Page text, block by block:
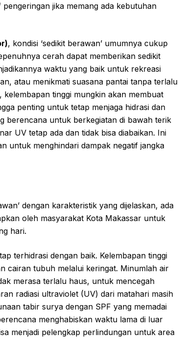
jika memang ada kebutuhan
, kondisi ‘sedikit berawan’ umumnya cukup
cerah dapat memberikan sedikit
waktu yang baik untuk rekreasi
atau menikmati suasana pantai tanpa terlalu
tinggi mungkin akan membuat
penting untuk tetap menjaga hidrasi dan
berencana untuk berkegiatan di bawah terik
UV tetap ada dan tidak bisa diabaikan. Ini
untuk menghindari dampak negatif jangka
dengan karakteristik yang dijelaskan, ada
oleh masyarakat Kota Makassar untuk
hari.
terhidrasi dengan baik. Kelembapan tinggi
cairan tubuh melalui keringat. Minumlah air
merasa terlalu haus, untuk mencegah
radiasi ultraviolet (UV) dari matahari masih
tabir surya dengan SPF yang memadai
menghabiskan waktu lama di luar
menjadi pelengkap perlindungan untuk area